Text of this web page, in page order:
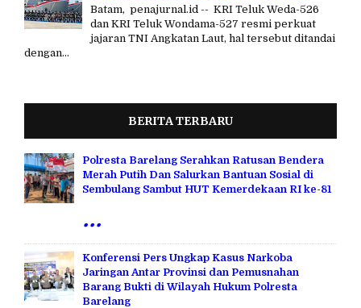
Batam, penajurnal.id -- KRI Teluk Weda-526
dan KRI Teluk Wondama-527 resmi perkuat
jajaran TNI Angkatan Laut, hal tersebut ditandai
dengan...
BERITA TERBARU
Polresta Barelang Serahkan Ratusan Bendera
Merah Putih Dan Salurkan Bantuan Sosial di
Sembulang Sambut HUT Kemerdekaan RI ke-81
...
Konferensi Pers Ungkap Kasus Narkoba
Jaringan Antar Provinsi dan Pemusnahan
Barang Bukti di Wilayah Hukum Polresta
Barelang